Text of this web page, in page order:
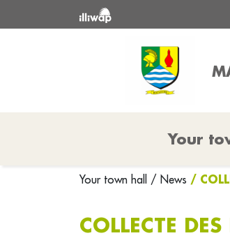
Your
Your town hall / News /
COLLECTE